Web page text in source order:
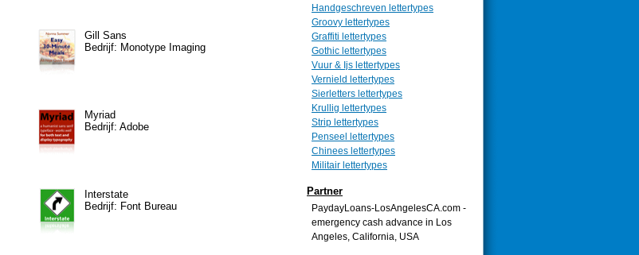
Gill Sans
Bedrijf: Monotype Imaging
Myriad
Bedrijf: Adobe
Interstate
Bedrijf: Font Bureau
Handgeschreven lettertypes
Groovy lettertypes
Graffiti lettertypes
Gothic lettertypes
Vuur & Ijs lettertypes
Vernield lettertypes
Sierletters lettertypes
Krullig lettertypes
Strip lettertypes
Penseel lettertypes
Chinees lettertypes
Militair lettertypes
Partner
PaydayLoans-LosAngelesCA.com -
emergency cash advance in Los
Angeles, California, USA